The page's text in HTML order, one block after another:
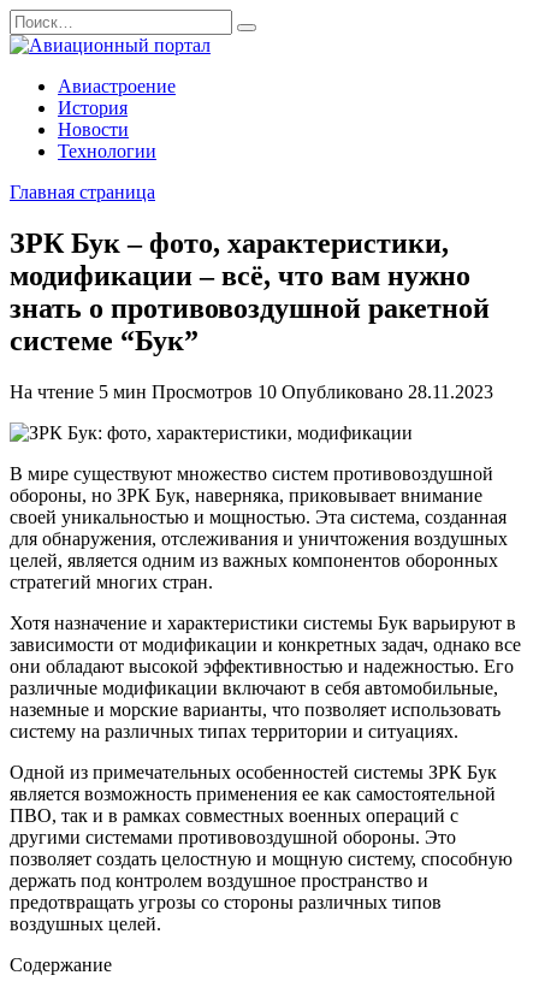
Перейти
к
содержанию
Search
for:
Авиастроение
История
Новости
Технологии
Главная страница
ЗРК Бук – фото, характеристики,
модификации – всё, что вам нужно
знать о противовоздушной ракетной
системе “Бук”
На чтение 5 мин Просмотров 10 Опубликовано 28.11.2023
В мире существуют множество систем противовоздушной
обороны, но ЗРК Бук, наверняка, приковывает внимание
своей уникальностью и мощностью. Эта система, созданная
для обнаружения, отслеживания и уничтожения воздушных
целей, является одним из важных компонентов оборонных
стратегий многих стран.
Хотя назначение и характеристики системы Бук варьируют в
зависимости от модификации и конкретных задач, однако все
они обладают высокой эффективностью и надежностью. Его
различные модификации включают в себя автомобильные,
наземные и морские варианты, что позволяет использовать
систему на различных типах территории и ситуациях.
Одной из примечательных особенностей системы ЗРК Бук
является возможность применения ее как самостоятельной
ПВО, так и в рамках совместных военных операций с
другими системами противовоздушной обороны. Это
позволяет создать целостную и мощную систему, способную
держать под контролем воздушное пространство и
предотвращать угрозы со стороны различных типов
воздушных целей.
Содержание